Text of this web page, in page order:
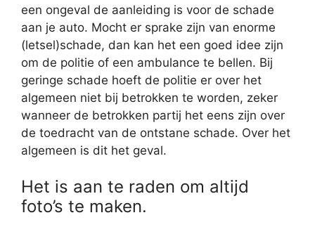
een ongeval de aanleiding is voor de schade
aan je auto. Mocht er sprake zijn van enorme
(letsel)schade, dan kan het een goed idee zijn
om de politie of een ambulance te bellen. Bij
geringe schade hoeft de politie er over het
algemeen niet bij betrokken te worden, zeker
wanneer de betrokken partij het eens zijn over
de toedracht van de ontstane schade. Over het
algemeen is dit het geval.
Het is aan te raden om altijd
foto’s te maken.